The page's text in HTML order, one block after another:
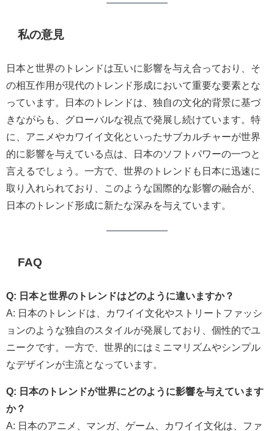
私の意見
日本と世界のトレンドは互いに影響を与え合っており、そ
の相互作用が現代のトレンド形成において重要な要素とな
っています。日本のトレンドは、独自の文化的背景に基づ
きながらも、グローバルな視点で発展し続けています。特
に、アニメやカワイイ文化といったサブカルチャーが世界
的に影響を与えている点は、日本のソフトパワーの一つと
言えるでしょう。一方で、世界のトレンドも日本に迅速に
取り入れられており、このような国際的な影響の融合が、
日本のトレンド形成に新たな深みを与えています。
FAQ
Q: 日本と世界のトレンドはどのように違いますか？
A: 日本のトレンドは、カワイイ文化やストリートファッシ
ョンのような独自のスタイルが発展しており、個性的でユ
ニークです。一方で、世界的にはミニマリズムやシンプル
なデザインが主流となっています。
Q: 日本のトレンドが世界にどのように影響を与えています
か？
A: 日本のアニメ、マンガ、ゲーム、カワイイ文化は、ファ